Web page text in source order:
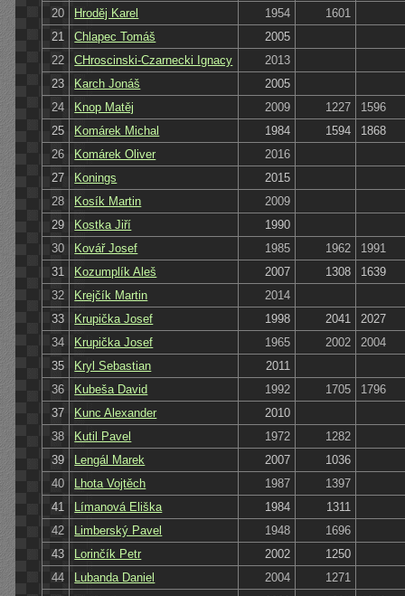
20
Hroděj Karel 1954
1601
21
Chlapec Tomáš
2005
22
CHroscinski-Czarnecki Ignacy
2013
23
Karch Jonáš
2005
24
Knop Matěj 2009 1227
1596
25
Komárek Michal 1984 1594
1868
26
Komárek Oliver
2016
27
Konings
2015
28
Kosík Martin
2009
29
Kostka Jiří
1990
30
Kovář Josef 1985 1962
1991
31
Kozumplík Aleš 2007 1308
1639
32
Krejčík Martin
2014
33
Krupička Josef 1998 2041
2027
34
Krupička Josef 1965 2002
2004
35
Kryl Sebastian
2011
36
Kubeša David 1992 1705
1796
37
Kunc Alexander
2010
38
Kutil Pavel 1972
1282
39
Lengál Marek 2007
1036
40
Lhota Vojtěch 1987
1397
41
Límanová Eliška 1984
1311
42
Limberský Pavel 1948
1696
43
Lorinčík Petr 2002
1250
44
Lubanda Daniel 2004
1271